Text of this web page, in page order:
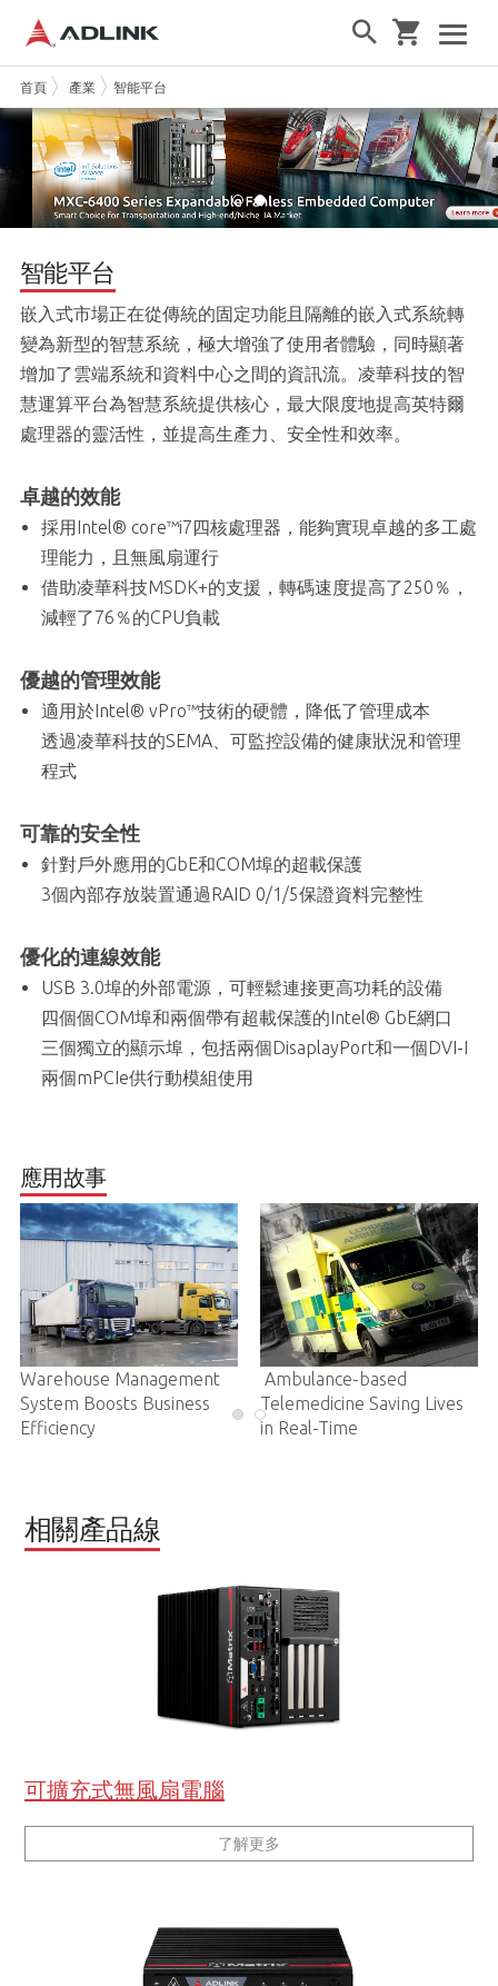
首頁 產業 智能平台
智能平台
嵌入式市場正在從傳統的固定功能且隔離的嵌入式系統轉
變為新型的智慧系統，極大增強了使用者體驗，同時顯著
增加了雲端系統和資料中心之間的資訊流。凌華科技的智
慧運算平台為智慧系統提供核心，最大限度地提高英特爾
處理器的靈活性，並提高生產力、安全性和效率。
卓越的效能
採用Intel® core™i7四核處理器，能夠實現卓越的多工處
理能力，且無風扇運行
借助凌華科技MSDK+的支援，轉碼速度提高了250％，
減輕了76％的CPU負載
優越的管理效能
適用於Intel® vPro™技術的硬體，降低了管理成本
透過凌華科技的SEMA、可監控設備的健康狀況和管理
程式
可靠的安全性
針對戶外應用的GbE和COM埠的超載保護
3個內部存放裝置通過RAID 0/1/5保證資料完整性
優化的連線效能
USB 3.0埠的外部電源，可輕鬆連接更高功耗的設備
四個個COM埠和兩個帶有超載保護的Intel® GbE網口
三個獨立的顯示埠，包括兩個DisaplayPort和一個DVI-I
兩個mPCIe供行動模組使用
應用故事
Warehouse Management
System Boosts Business
Efficiency
Ambulance-based
Telemedicine Saving Lives
in Real-Time
相關產品線
可擴充式無風扇電腦
了解更多